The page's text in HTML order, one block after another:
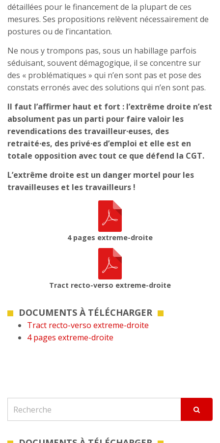
détaillées pour le financement de la plupart de ces
mesures. Ses propositions relèvent nécessairement de
postures ou de l’incantation.
Ne nous y trompons pas, sous un habillage parfois
séduisant, souvent démagogique, il se concentre sur
des « problématiques » qui n’en sont pas et pose des
constats erronés avec des solutions qui n’en sont pas.
Il faut l’affirmer haut et fort : l’extrême droite n’est
absolument pas un parti pour faire valoir les
revendications des travailleur·euses, des
retraité·es, des privé·es d’emploi et elle est en
totale opposition avec tout ce que défend la CGT.
L’extrême droite est un danger mortel pour les
travailleuses et les travailleurs !
4 pages extreme-droite
Tract recto-verso extreme-droite
DOCUMENTS À TÉLÉCHARGER
Tract recto-verso extreme-droite
4 pages extreme-droite